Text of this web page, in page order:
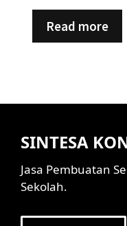
Read more
SINTESA
Jasa Pembuatan
Sekolah.